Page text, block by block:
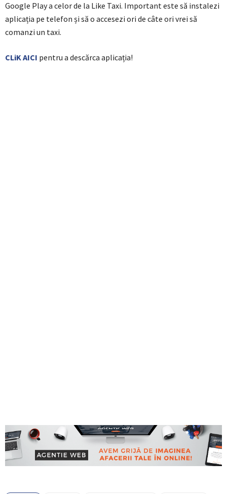
Google Play a celor de la Like Taxi. Important este să instalezi
aplicația pe telefon și să o accesezi ori de câte ori vrei să
comanzi un taxi.
CLiK AICI pentru a descărca aplicația!